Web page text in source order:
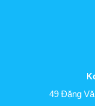
49 Đặng